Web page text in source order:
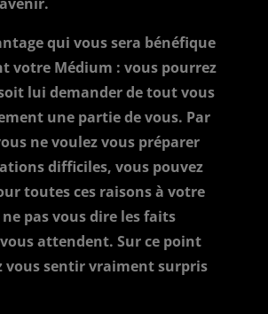
qui vous sera bénéfique
votre Médium : vous pourrez
lui demander de tout vous
une partie de vous. Par
ne voulez vous préparer
difficiles, vous pouvez
toutes ces raisons à votre
pas vous dire les faits
attendent. Sur ce point
vous sentir vraiment surpris